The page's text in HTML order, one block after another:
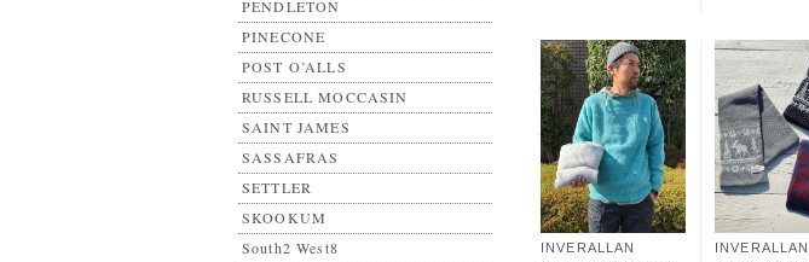
PENDLETON
PINECONE
POST O’ALLS
RUSSELL MOCCASIN
SAINT JAMES
SASSAFRAS
SETTLER
SKOOKUM
South2 West8
INVERALLAN
INVERALLAN